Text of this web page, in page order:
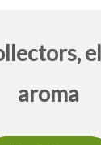
aroma